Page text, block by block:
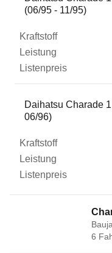
(06/95 - 11/95)
Daihatsu Charade
06/96)
6